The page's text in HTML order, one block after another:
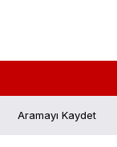
Aramayı Kaydet